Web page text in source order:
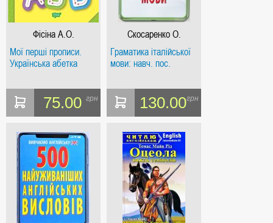
Фісіна А.О.
Мої перші прописи.
Українська абетка
75.00 грн
Скосаренко О.
Граматика італійської
мови: навч. пос.
130.00грн